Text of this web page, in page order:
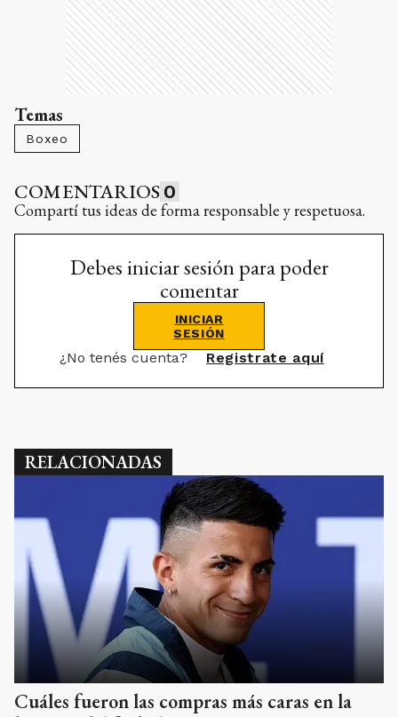
Temas
Boxeo
COMENTARIOS 0
Compartí tus ideas de forma responsable y respetuosa.
Debes iniciar sesión para poder
comentar
INICIAR
SESIÓN
¿No tenés cuenta? Registrate aquí
RELACIONADAS
Cuáles fueron las compras más caras en la